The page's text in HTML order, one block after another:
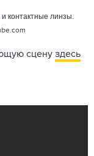
контактные линзы.
сцену здесь